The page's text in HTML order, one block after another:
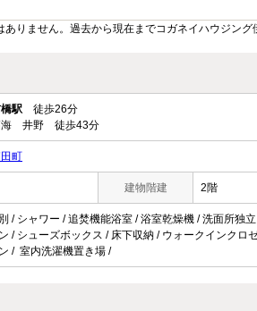
りません。過去から現在までコガネイハウジン
駅 徒歩26分
海 井野 徒歩43分
町
建物階建 2階
/ シャワー / 追焚機能浴室 / 浴室乾燥機 / 洗面所独
/ シューズボックス / 床下収納 / ウォークインク
/ 室内洗濯機置き場 /